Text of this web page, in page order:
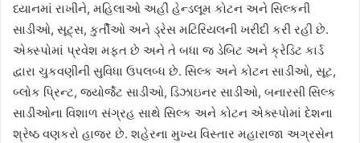
ધ્યાનમાં રાખીને, મહિલાઓ અહીં હેન્ડલૂમ કોટન અને સિલ્કની
સાડીઓ, સૂટ્સ, કુર્તીઓ અને ડ્રેસ મટિરિયલની ખરીદી કરી રહી છે.
એક્સ્પોમાં પ્રવેશ મફત છે અને તે બધા જ ડેબિટ અને ક્રેડિટ કાર્ડ
દ્વારા ચુકવણીની સુવિધા ઉપલબ્ધ છે. સિલ્ક અને કોટન સાડીઓ, સૂટ,
બ્લોક પ્રિન્ટ, જ્યોર્જેટ સાડીઓ, ડિઝાઇનર સાડીઓ, બનારસી સિલ્ક
સાડીઓના વિશાળ સંગ્રહ સાથે સિલ્ક અને કોટન એક્સ્પોમાં દેશના
શ્રેષ્ઠ વણકરો હાજર છે. શહેરના મુખ્ય વિસ્તાર મહારાજા અગ્રસેન